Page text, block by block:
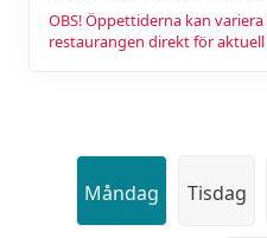
OBS! Öppettiderna kan
restaurangen direkt för
Måndag Tisdag